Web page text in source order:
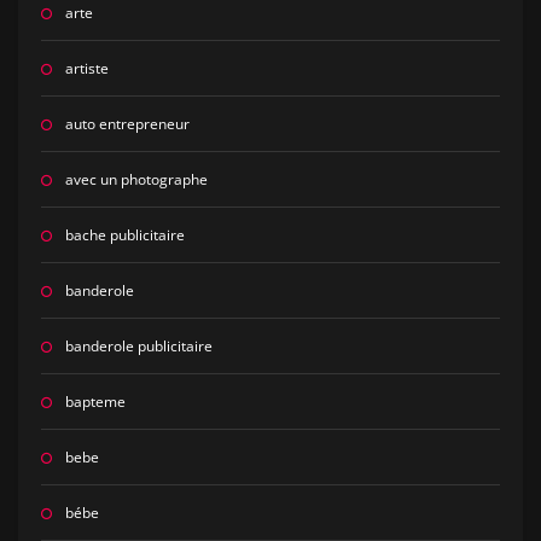
arte
artiste
auto entrepreneur
avec un photographe
bache publicitaire
banderole
banderole publicitaire
bapteme
bebe
bébe